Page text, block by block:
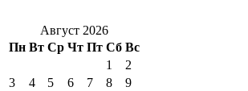
Август 2026
Пн Вт Ср Чт Пт Сб Вс
1
2
3
4 5 6 7 8
9